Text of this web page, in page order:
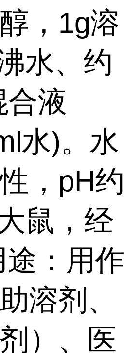
，1g溶
水、约
合液
水)。水
，pH约
鼠，经
：用作
溶剂、
）、医